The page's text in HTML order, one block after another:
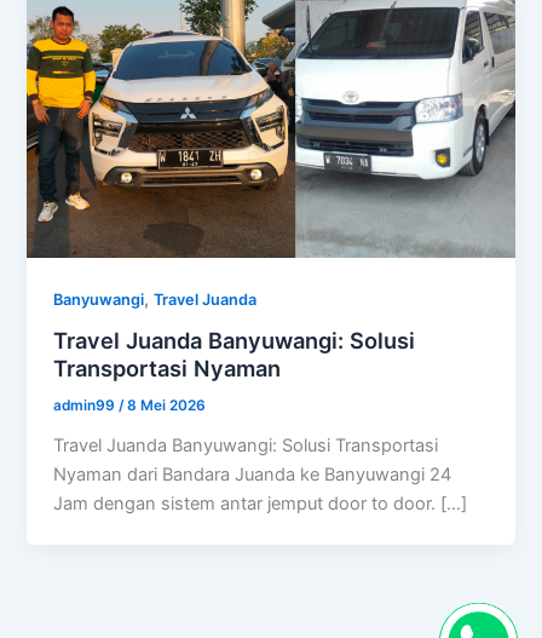
Banyuwangi,Travel Juanda
Travel Juanda Banyuwangi: Solusi
Transportasi Nyaman
admin99/8 Mei 2026
Travel Juanda Banyuwangi: Solusi Transportasi
Nyaman dari Bandara Juanda ke Banyuwangi 24
Jam dengan sistem antar jemput door to door. […]